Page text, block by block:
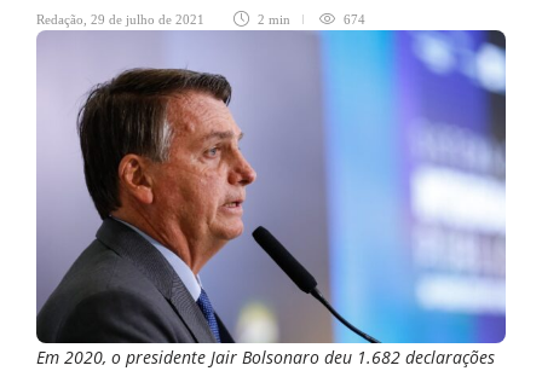
Redação 29 de julho de 2021 2 min 674
Em 2020, o presidente Jair Bolsonaro deu 1.682 declarações